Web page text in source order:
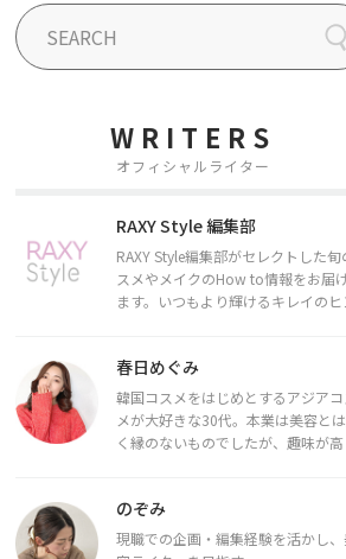
WRITERS
オフィシャルライター
RAXY Style 編集部
RAXY Style編集部がセレクトした旬
スメやメイクのHow to情報をお届
ます。いつもより輝けるキレイのヒ
春日めぐみ
韓国コスメをはじめとするアジアコ
メが大好きな30代。本業は美容と
く縁のないものでしたが、趣味が高
ライターとして活動中。
都内で16タイプパーソナルカラー診
断・顔タイプ診断・骨格診断による
のぞみ
現職での企画・編集経験を活かし